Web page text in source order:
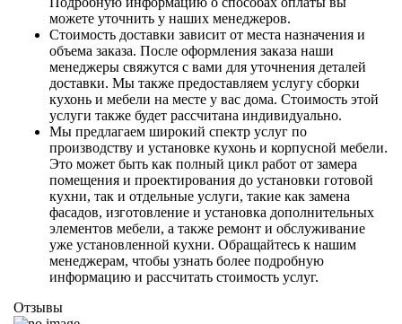
можете уточнить у наших менеджеров.
Стоимость доставки зависит от места назначения и
объема заказа. После оформления заказа наши
менеджеры свяжутся с вами для уточнения деталей
доставки. Мы также предоставляем услугу сборки
кухонь и мебели на месте у вас дома. Стоимость этой
услуги также будет рассчитана индивидуально.
Мы предлагаем широкий спектр услуг по
производству и установке кухонь и корпусной мебели.
Это может быть как полный цикл работ от замера
помещения и проектирования до установки готовой
кухни, так и отдельные услуги, такие как замена
фасадов, изготовление и установка дополнительных
элементов мебели, а также ремонт и обслуживание
уже установленной кухни. Обращайтесь к нашим
менеджерам, чтобы узнать более подробную
информацию и рассчитать стоимость услуг.
Отзывы